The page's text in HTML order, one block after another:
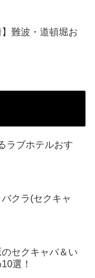
】難波・道頓堀お
ラブホテルおす
クラ(セクキャ
のセクキャバ＆い
選！